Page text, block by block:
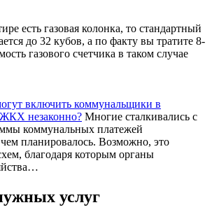
есть газовая колонка, то стандартный
до 32 кубов, а по факту вы тратите 8-
газового счетчика в таком случае
включить коммунальщики в
незаконно? Многие сталкивались с
коммунальных платежей
планировалось. Возможно, это
благодаря которым органы
услуг